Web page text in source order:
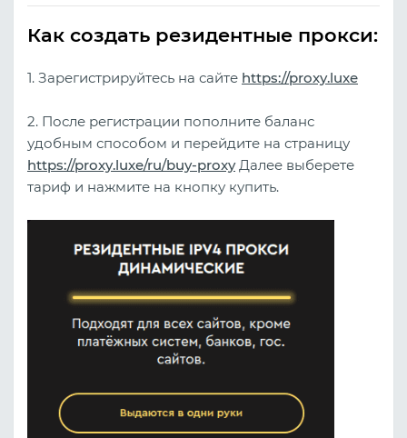
Как создать резидентные прокси:
1. Зарегистрируйтесь на сайте https://proxy.luxe
2. После регистрации пополните баланс
удобным способом и перейдите на страницу
https://proxy.luxe/ru/buy-proxyДалее выберете
тариф и нажмите на кнопку купить.